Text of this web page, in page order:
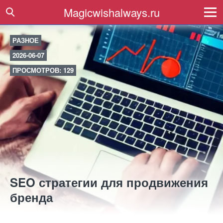
Magicwishalways.ru
РАЗНОЕ
2026-06-07
ПРОСМОТРОВ: 129
SEO стратегии для продвижения
бренда